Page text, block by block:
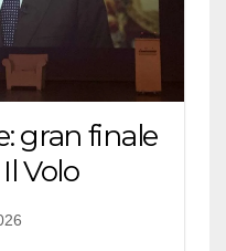
gran finale
Volo